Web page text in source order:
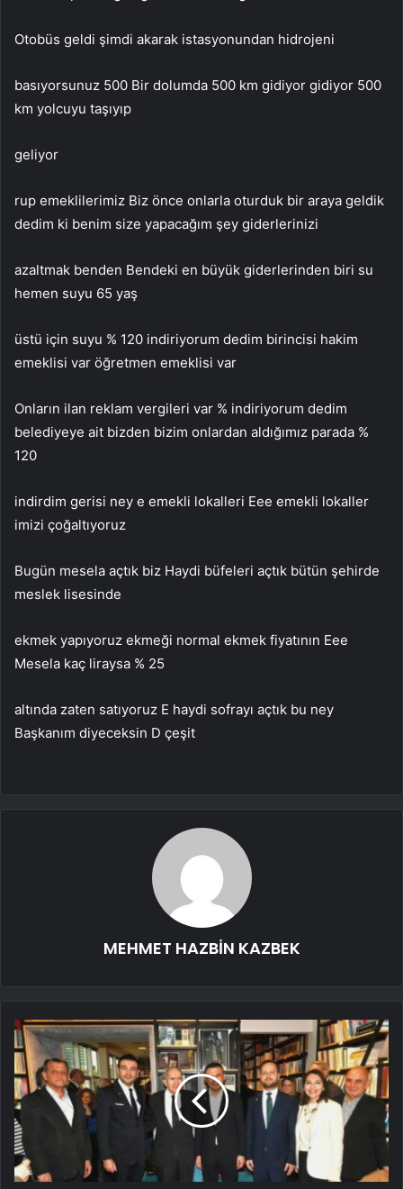
Otobüs geldi şimdi akarak istasyonundan hidrojeni
basıyorsunuz 500 Bir dolumda 500 km gidiyor gidiyor 500
km yolcuyu taşıyıp
geliyor
rup emeklilerimiz Biz önce onlarla oturduk bir araya geldik
dedim ki benim size yapacağım şey giderlerinizi
azaltmak benden Bendeki en büyük giderlerinden biri su
hemen suyu 65 yaş
üstü için suyu % 120 indiriyorum dedim birincisi hakim
emeklisi var öğretmen emeklisi var
Onların ilan reklam vergileri var % indiriyorum dedim
belediyeye ait bizden bizim onlardan aldığımız parada %
120
indirdim gerisi ney e emekli lokalleri Eee emekli lokaller
imizi çoğaltıyoruz
Bugün mesela açtık biz Haydi büfeleri açtık bütün şehirde
meslek lisesinde
ekmek yapıyoruz ekmeği normal ekmek fiyatının Eee
Mesela kaç liraysa % 25
altında zaten satıyoruz E haydi sofrayı açtık bu ney
Başkanım diyeceksin D çeşit
MEHMET HAZBİN KAZBEK